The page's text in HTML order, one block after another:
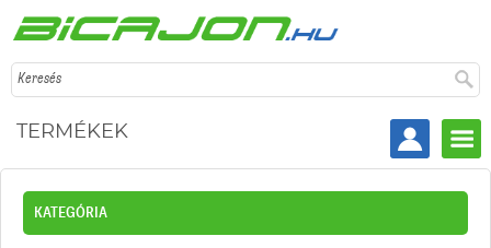
Keresés
TERMÉKEK
KATEGÓRIA